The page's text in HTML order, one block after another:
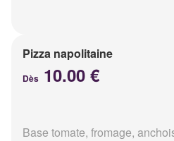
Pizza napolitaine
Dès 10.00 €
Base tomate, fromage,